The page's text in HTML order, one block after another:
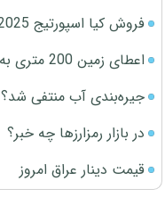
فروش کیا اسپورتیج 2025 بدون قرعه‌کشی
اعطای زمین 200 متری به خانواده‌های دارای 3 فرزند
جیره‌بندی آب منتفی شد؟
در بازار رمزارزها چه خبر؟
قیمت دینار عراق امروز